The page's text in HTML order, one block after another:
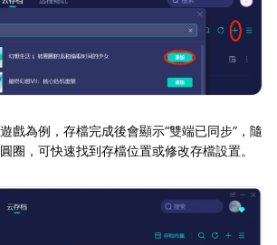
戲為例，存檔完成後會顯示“雙端已同步”，隨
圈，可快速找到存檔位置或修改存檔設置。